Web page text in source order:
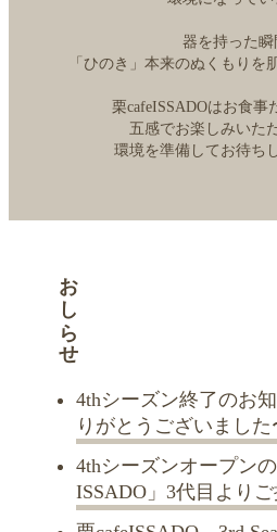
器を持った瞬
「ひのき」本来のぬくもりを
栗cafeISSADOはお食事
五感でお楽しみいた
環境を準備してお待ち
おしらせ
4thシーズン終了のお
りがとうございました
4thシーズンオープン
ISSADO」3代目よりご